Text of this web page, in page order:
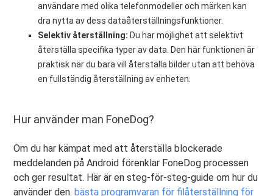
användare med olika telefonmodeller och märken kan
dra nytta av dess dataåterställningsfunktioner.
Selektiv återställning:Du har möjlighet att selektivt
återställa specifika typer av data. Den här funktionen är
praktisk när du bara vill återställa bilder utan att behöva
en fullständig återställning av enheten.
Hur använder man FoneDog?
Om du har kämpat med att återställa blockerade
meddelanden på Android förenklar FoneDog processen
och ger resultat. Här är en steg-för-steg-guide om hur du
använder den.bästa programvaran för filåterställning för